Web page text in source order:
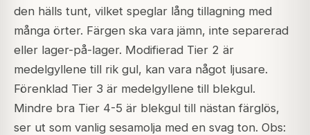
den hälls tunt, vilket speglar lång tillagning med
många örter. Färgen ska vara jämn, inte separerad
eller lager-på-lager. Modifierad Tier 2 är
medelgyllene till rik gul, kan vara något ljusare.
Förenklad Tier 3 är medelgyllene till blekgul.
Mindre bra Tier 4-5 är blekgul till nästan färglös,
ser ut som vanlig sesamolja med en svag ton. Obs: